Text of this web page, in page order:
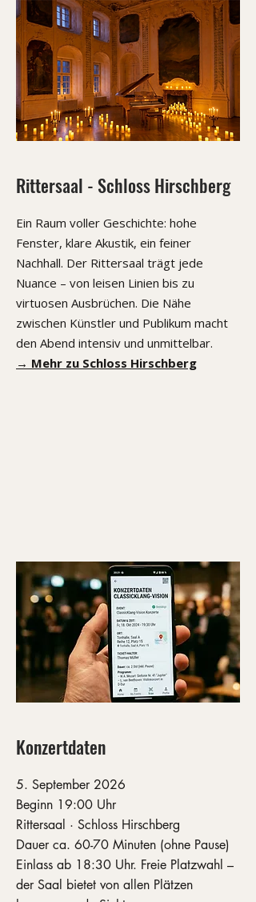
Rittersaal - Schloss Hirschberg
Ein Raum voller Geschichte: hohe
Fenster, klare Akustik, ein feiner
Nachhall. Der Rittersaal trägt jede
Nuance – von leisen Linien bis zu
virtuosen Ausbrüchen. Die Nähe
zwischen Künstler und Publikum macht
den Abend intensiv und unmittelbar.
→ Mehr zu Schloss Hirschberg
Konzertdaten
5. September 2026
Beginn 19:00 Uhr
Rittersaal · Schloss Hirschberg
Dauer ca. 60-70 Minuten (ohne Pause)
Einlass ab 18:30 Uhr. Freie Platzwahl –
der Saal bietet von allen Plätzen